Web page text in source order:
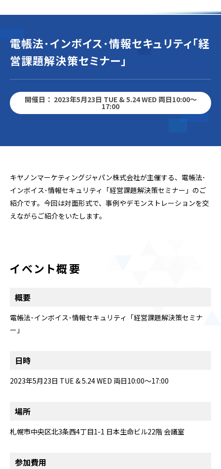
電帳法･インボイス･情報セキュリティ「経
営課題解決策セミナー」
開催日： 2023年5月23日 TUE & 5.24 WED 両日10:00～
17:00
キヤノンマーケティングジャパン株式会社が主催する、電帳法･
インボイス･情報セキュリティ「経営課題解決策セミナー」のご
紹介です。今回は対面形式で、事例やデモンストレーションを交
えながらご紹介をいたします。
イベント概要
概要
電帳法･インボイス･情報セキュリティ「経営課題解決策セミナ
ー」
日時
2023年5月23日 TUE & 5.24 WED 両日10:00～17:00
場所
札幌市中央区北3条西4丁目1-1 日本生命ビル22階 会議室
参加費用